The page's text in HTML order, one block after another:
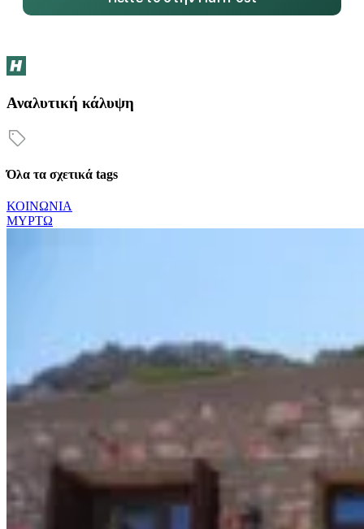
Αναλυτική κάλυψη
Όλα τα σχετικά tags
ΚΟΙΝΩΝΙΑ
ΜΥΡΤΩ